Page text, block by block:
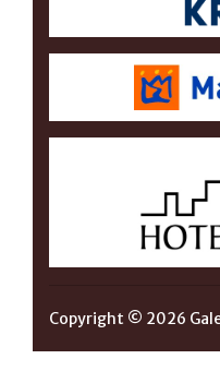
Copyright © 2026